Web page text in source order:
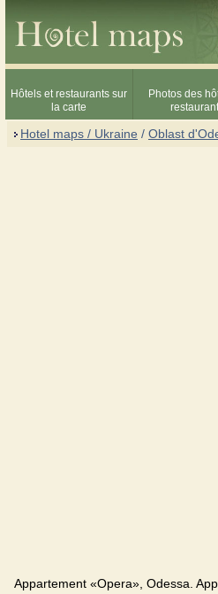
Hôtels et restaurants sur
la carte
Photos des
Hotel maps / Ukraine / Oblast
Appartement «Opera», Odessa.